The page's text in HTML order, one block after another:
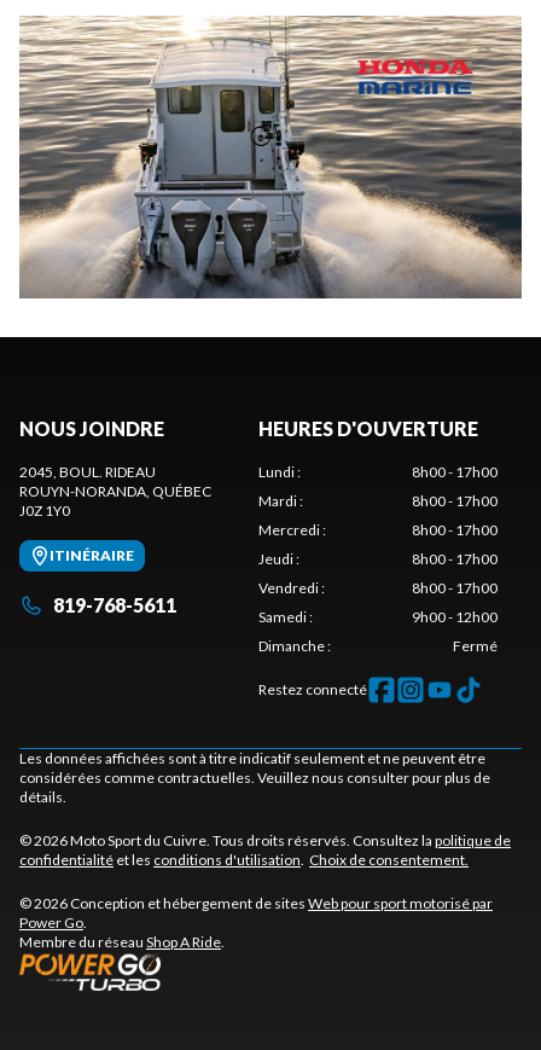
NOUS JOINDRE
2045, BOUL. RIDEAU
ROUYN-NORANDA, QUÉBEC
J0Z 1Y0
ITINÉRAIRE
819-768-5611
HEURES D'OUVERTURE
Lundi:
8h00 - 17h00
Mardi:
8h00 - 17h00
Mercredi:
8h00 - 17h00
Jeudi:
8h00 - 17h00
Vendredi:
8h00 - 17h00
Samedi:
9h00 - 12h00
Dimanche: Fermé
Restez connecté
Les données affichées sont à titre indicatif seulement et ne peuvent être
considérées comme contractuelles. Veuillez nous consulter pour plus de
détails.
© 2026 Moto Sport du Cuivre. Tous droits réservés. Consultez la politique de
confidentialité et les conditions d'utilisation. Choix de consentement.
© 2026 Conception et hébergement de sites Web pour sport motorisé par
Power Go.
Membre du réseau Shop A Ride.